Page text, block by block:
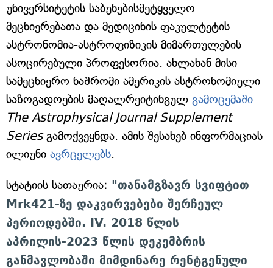
უნივერსიტეტის საბუნებისმეტყველო
მეცნიერებათა და მედიცინის ფაკულტეტის
ასტრონომია-ასტროფიზიკის მიმართულების
ასოცირებული პროფესორია. ახლახან მისი
სამეცნიერო ნაშრომი ამერიკის ასტრონომიული
საზოგადოების მაღალრეიტინგულ გამოცემაში
The Astrophysical Journal Supplement
Seriesგამოქვეყნდა. ამის შესახებ ინფორმაციას
ილიუნი ავრცელებს.
სტატიის სათაურია: "თანამგზავრ სვიფტით
Mrk421-ზე დაკვირვებები შერჩეულ
პერიოდებში. IV. 2018 წლის
აპრილის-2023 წლის დეკემბრის
განმავლობაში მიმდინარე რენტგენული